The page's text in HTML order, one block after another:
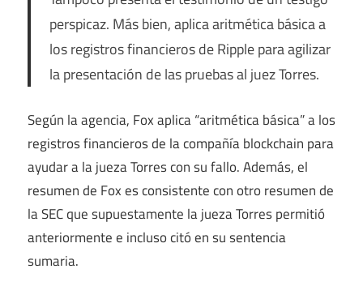
perspicaz. Más bien, aplica aritmética básica a
los registros financieros de Ripple para agilizar
la presentación de las pruebas al juez Torres.
Según la agencia, Fox aplica “aritmética básica” a los
registros financieros de la compañía blockchain para
ayudar a la jueza Torres con su fallo. Además, el
resumen de Fox es consistente con otro resumen de
la SEC que supuestamente la jueza Torres permitió
anteriormente e incluso citó en su sentencia
sumaria.